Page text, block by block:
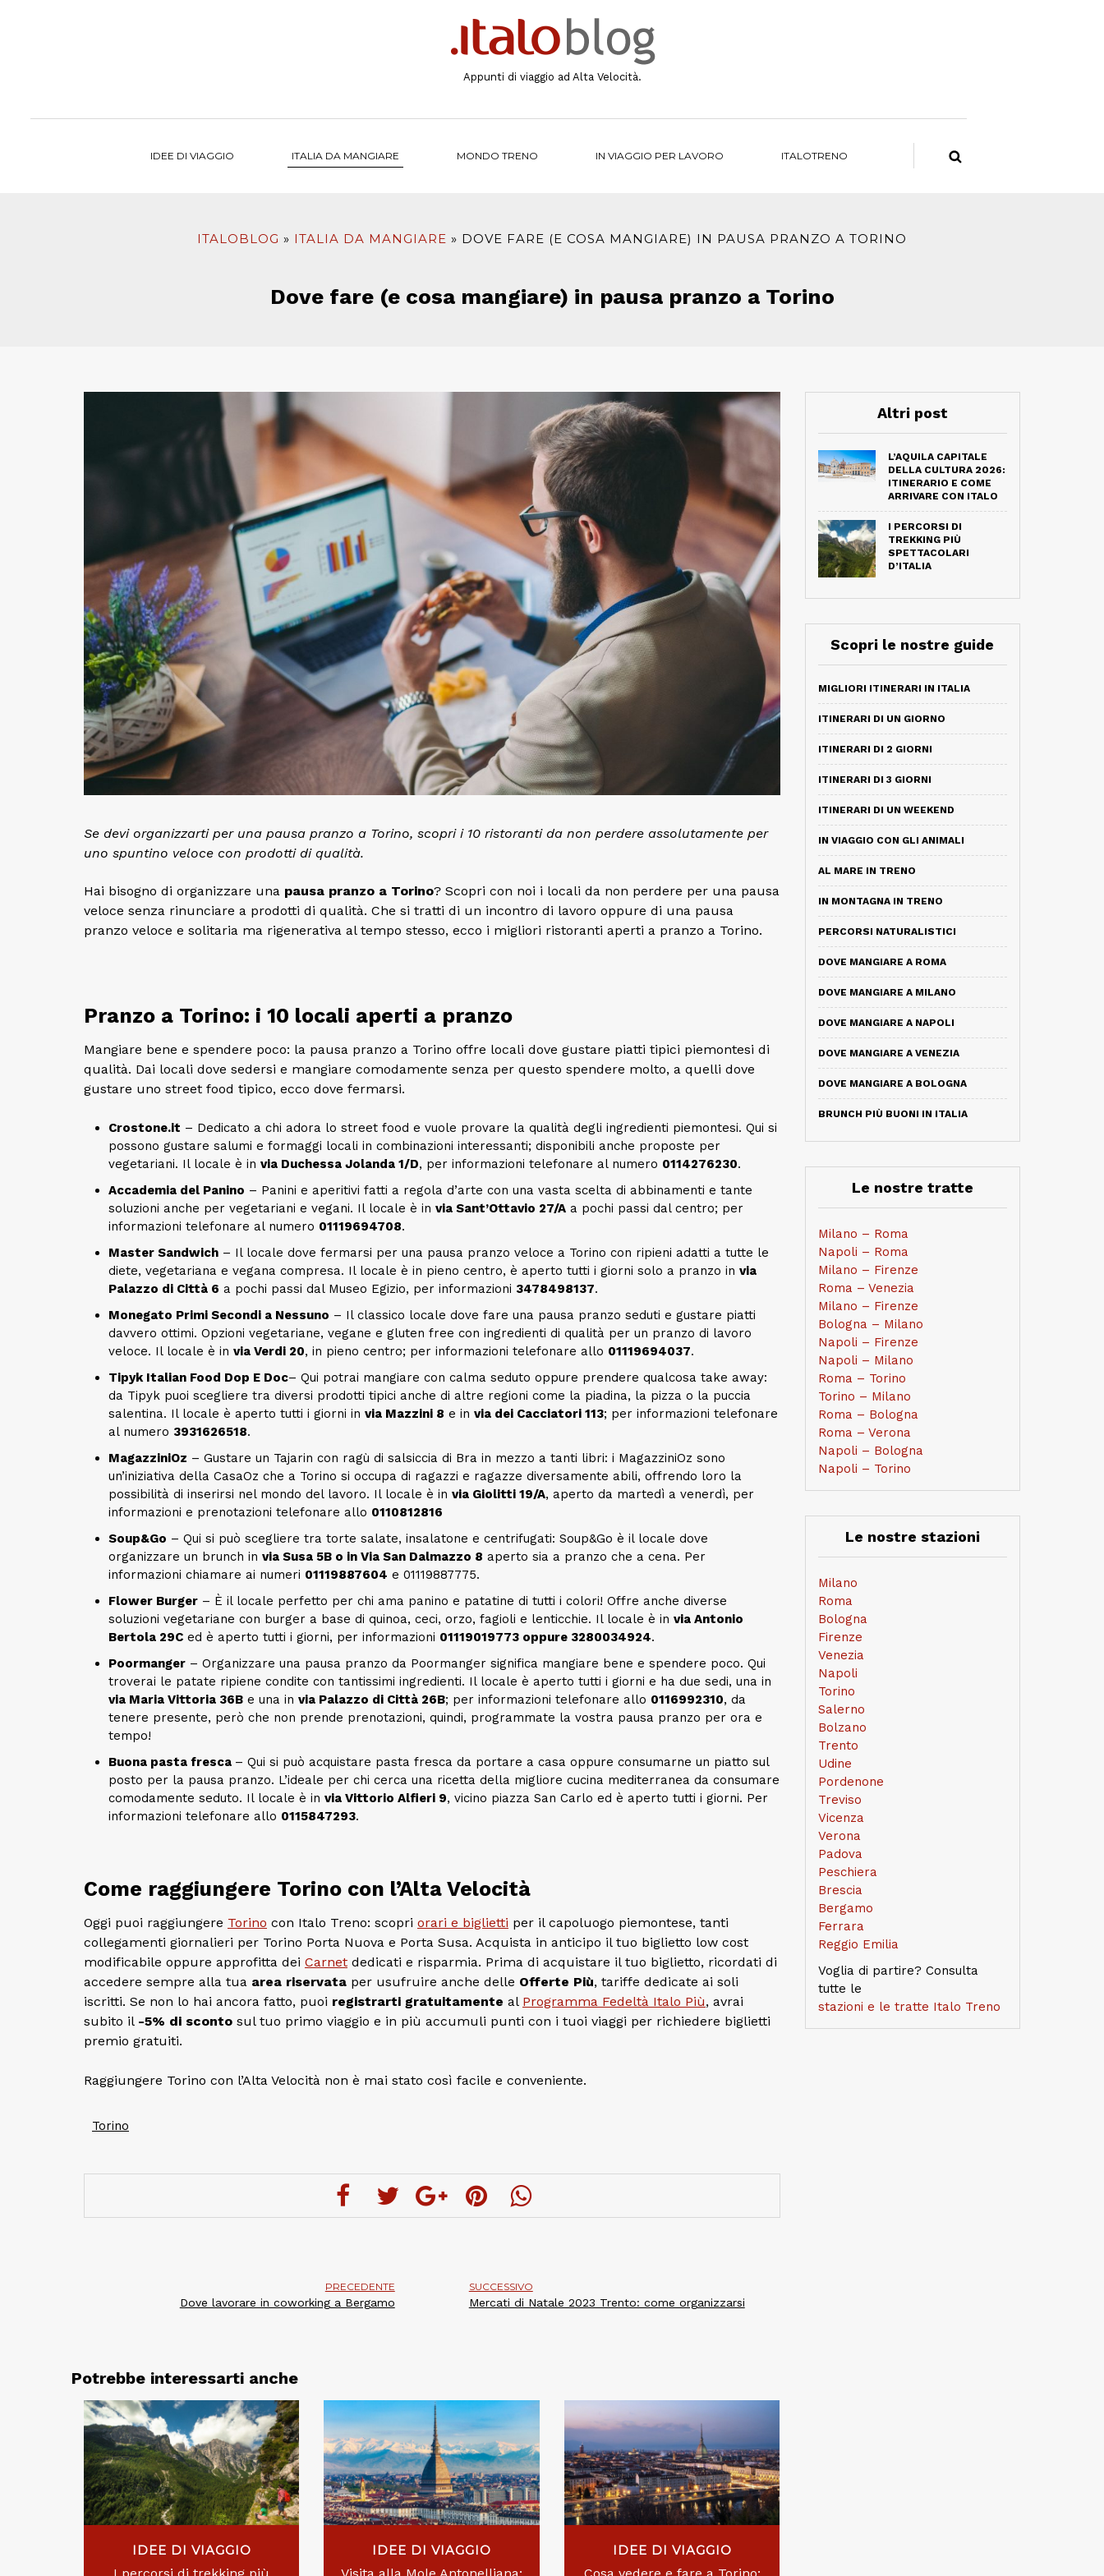
Appunti di viaggio ad Alta Velocità.
IDEE DI VIAGGIO ITALIA DA MANGIARE MONDO TRENO IN VIAGGIO PER LAVORO ITALOTRENO
ITALOBLOG ITALIA DA MANGIARE DOVE FARE (E COSA MANGIARE) IN PAUSA PRANZO A TORINO
Dove fare (e cosa mangiare) in pausa pranzo a Torino
Se devi organizzarti per una pausa pranzo a Torino, scopri i 10 ristoranti da non perdere assolutamente per
uno spuntino veloce con prodotti di qualità.
Hai bisogno di organizzare una pausa pranzo a Torino? Scopri con noi i locali da non perdere per una pausa
veloce senza rinunciare a prodotti di qualità. Che si tratti di un incontro di lavoro oppure di una pausa
pranzo veloce e solitaria ma rigenerativa al tempo stesso, ecco i migliori ristoranti aperti a pranzo a Torino.
Pranzo a Torino: i 10 locali aperti a pranzo
Mangiare bene e spendere poco: la pausa pranzo a Torino offre locali dove gustare piatti tipici piemontesi di
qualità. Dai locali dove sedersi e mangiare comodamente senza per questo spendere molto, a quelli dove
gustare uno street food tipico, ecco dove fermarsi.
Crostone.it – Dedicato a chi adora lo street food e vuole provare la qualità degli ingredienti piemontesi. Qui si
possono gustare salumi e formaggi locali in combinazioni interessanti; disponibili anche proposte per
vegetariani. Il locale è in via Duchessa Jolanda 1/D, per informazioni telefonare al numero 0114276230.
Accademia del Panino – Panini e aperitivi fatti a regola d’arte con una vasta scelta di abbinamenti e tante
soluzioni anche per vegetariani e vegani. Il locale è in via Sant’Ottavio 27/A a pochi passi dal centro; per
informazioni telefonare al numero 01119694708.
Master Sandwich – Il locale dove fermarsi per una pausa pranzo veloce a Torino con ripieni adatti a tutte le
diete, vegetariana e vegana compresa. Il locale è in pieno centro, è aperto tutti i giorni solo a pranzo in via
Palazzo di Città 6 a pochi passi dal Museo Egizio, per informazioni 3478498137.
Monegato Primi Secondi a Nessuno – Il classico locale dove fare una pausa pranzo seduti e gustare piatti
davvero ottimi. Opzioni vegetariane, vegane e gluten free con ingredienti di qualità per un pranzo di lavoro
veloce. Il locale è in via Verdi 20, in pieno centro; per informazioni telefonare allo 01119694037.
Tipyk Italian Food Dop E Doc– Qui potrai mangiare con calma seduto oppure prendere qualcosa take away:
da Tipyk puoi scegliere tra diversi prodotti tipici anche di altre regioni come la piadina, la pizza o la puccia
salentina. Il locale è aperto tutti i giorni in via Mazzini 8 e in via dei Cacciatori 113; per informazioni telefonare
al numero 3931626518.
MagazziniOz – Gustare un Tajarin con ragù di salsiccia di Bra in mezzo a tanti libri: i MagazziniOz sono
un’iniziativa della CasaOz che a Torino si occupa di ragazzi e ragazze diversamente abili, offrendo loro la
possibilità di inserirsi nel mondo del lavoro. Il locale è in via Giolitti 19/A, aperto da martedì a venerdì, per
informazioni e prenotazioni telefonare allo 0110812816
Soup&Go – Qui si può scegliere tra torte salate, insalatone e centrifugati: Soup&Go è il locale dove
organizzare un brunch in via Susa 5B o in Via San Dalmazzo 8 aperto sia a pranzo che a cena. Per
informazioni chiamare ai numeri 01119887604 e 01119887775.
Flower Burger – È il locale perfetto per chi ama panino e patatine di tutti i colori! Offre anche diverse
soluzioni vegetariane con burger a base di quinoa, ceci, orzo, fagioli e lenticchie. Il locale è in via Antonio
Bertola 29C ed è aperto tutti i giorni, per informazioni 01119019773 oppure 3280034924.
Poormanger – Organizzare una pausa pranzo da Poormanger significa mangiare bene e spendere poco. Qui
troverai le patate ripiene condite con tantissimi ingredienti. Il locale è aperto tutti i giorni e ha due sedi, una in
via Maria Vittoria 36B e una in via Palazzo di Città 26B; per informazioni telefonare allo 0116992310, da
tenere presente, però che non prende prenotazioni, quindi, programmate la vostra pausa pranzo per ora e
tempo!
Buona pasta fresca – Qui si può acquistare pasta fresca da portare a casa oppure consumarne un piatto sul
posto per la pausa pranzo. L’ideale per chi cerca una ricetta della migliore cucina mediterranea da consumare
comodamente seduto. Il locale è in via Vittorio Alfieri 9, vicino piazza San Carlo ed è aperto tutti i giorni. Per
informazioni telefonare allo 0115847293.
Come raggiungere Torino con l’Alta Velocità
Oggi puoi raggiungere Torino con Italo Treno: scopri orari e biglietti per il capoluogo piemontese, tanti
collegamenti giornalieri per Torino Porta Nuova e Porta Susa. Acquista in anticipo il tuo biglietto low cost
modificabile oppure approfitta dei Carnet dedicati e risparmia. Prima di acquistare il tuo biglietto, ricordati di
accedere sempre alla tua area riservata per usufruire anche delle Offerte Più, tariffe dedicate ai soli
iscritti. Se non lo hai ancora fatto, puoi registrarti gratuitamente al Programma Fedeltà Italo Più, avrai
subito il -5% di sconto sul tuo primo viaggio e in più accumuli punti con i tuoi viaggi per richiedere biglietti
premio gratuiti.
Raggiungere Torino con l’Alta Velocità non è mai stato così facile e conveniente.
Torino
PRECEDENTE
Dove lavorare in coworking a Bergamo
SUCCESSIVO
Mercati di Natale 2023 Trento: come organizzarsi
Potrebbe interessarti anche
IDEE DI VIAGGIO
I percorsi di trekking più
IDEE DI VIAGGIO
Visita alla Mole Antonelliana:
IDEE DI VIAGGIO
Cosa vedere e fare a Torino:
Altri post
L’AQUILA CAPITALE
DELLA CULTURA 2026:
ITINERARIO E COME
ARRIVARE CON ITALO
I PERCORSI DI
TREKKING PIÙ
SPETTACOLARI
D’ITALIA
Scopri le nostre guide
MIGLIORI ITINERARI IN ITALIA
ITINERARI DI UN GIORNO
ITINERARI DI 2 GIORNI
ITINERARI DI 3 GIORNI
ITINERARI DI UN WEEKEND
IN VIAGGIO CON GLI ANIMALI
AL MARE IN TRENO
IN MONTAGNA IN TRENO
PERCORSI NATURALISTICI
DOVE MANGIARE A ROMA
DOVE MANGIARE A MILANO
DOVE MANGIARE A NAPOLI
DOVE MANGIARE A VENEZIA
DOVE MANGIARE A BOLOGNA
BRUNCH PIÙ BUONI IN ITALIA
Le nostre tratte
Milano – Roma
Napoli – Roma
Milano – Firenze
Roma – Venezia
Milano – Firenze
Bologna – Milano
Napoli – Firenze
Napoli – Milano
Roma – Torino
Torino – Milano
Roma – Bologna
Roma – Verona
Napoli – Bologna
Napoli – Torino
Le nostre stazioni
Milano
Roma
Bologna
Firenze
Venezia
Napoli
Torino
Salerno
Bolzano
Trento
Udine
Pordenone
Treviso
Vicenza
Verona
Padova
Peschiera
Brescia
Bergamo
Ferrara
Reggio Emilia
Voglia di partire? Consulta
tutte le
stazioni e le tratte Italo Treno